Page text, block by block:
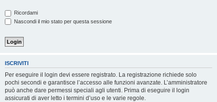
Ricordami
Nascondi il mio stato per questa sessione
ISCRIVITI
Per eseguire il login devi essere registrato. La registrazione richiede solo
pochi secondi e garantisce l’accesso alle funzioni avanzate. L’amministratore
può anche dare permessi speciali agli utenti. Prima di eseguire il login
assicurati di aver letto i termini d’uso e le varie regole.